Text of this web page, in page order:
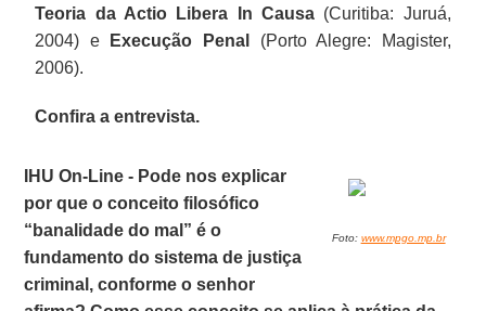
Teoria da Actio Libera In Causa(Curitiba: Juruá,
2004) e
Execução Penal
(Porto Alegre: Magister,
2006).
Confira a entrevista.
Foto: www.mpgo.mp.br
IHU On-Line - Pode nos explicar
por que o conceito filosófico
“banalidade do mal” é o
fundamento do sistema de justiça
criminal, conforme o senhor